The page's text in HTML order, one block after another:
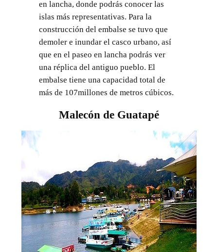
en lancha, donde podrás conocer las
islas más representativas. Para la
construcción del embalse se tuvo que
demoler e inundar el casco urbano, así
que en el paseo en lancha podrás ver
una réplica del antiguo pueblo. El
embalse tiene una capacidad total de
más de 107millones de metros cúbicos.
Malecón de Guatapé